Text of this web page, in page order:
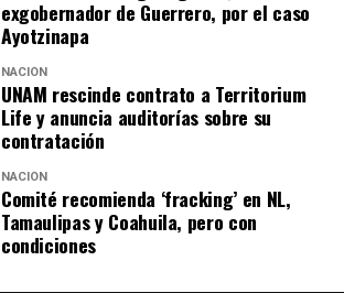
exgobernador de Guerrero, por el caso
Ayotzinapa
NACIÓN
UNAM rescinde contrato a Territorium
Life y anuncia auditorías sobre su
contratación
NACIÓN
Comité recomienda ‘fracking’ en NL,
Tamaulipas y Coahuila, pero con
condiciones